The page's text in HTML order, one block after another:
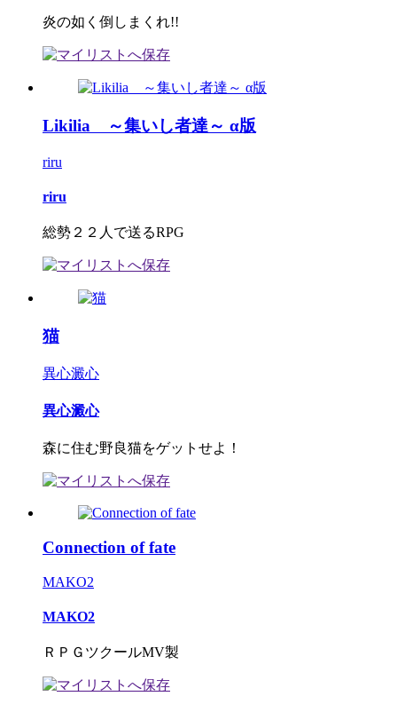
炎の如く倒しまくれ!!
Likilia ～集いし者達～ α版
riru
riru
総勢２２人で送るRPG
猫
異心澱心
異心澱心
森に住む野良猫をゲットせよ！
Connection of fate
MAKO2
MAKO2
ＲＰＧツクールMV製